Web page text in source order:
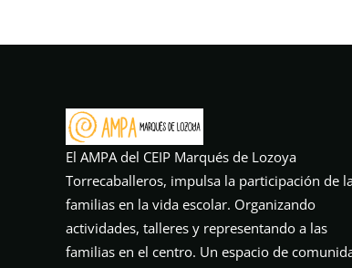
El AMPA del CEIP Marqués de Lozoya
Torrecaballeros, impulsa la participación de
familias en la vida escolar. Organizando
actividades, talleres y representando a las
familias en el centro. Un espacio de